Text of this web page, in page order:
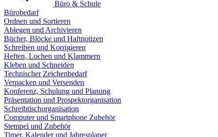
Büro & Schule
Bürobedarf
Ordnen und Sortieren
Ablegen und Archivieren
Bücher, Blöcke und Haftnotizen
Schreiben und Korrigieren
Heften, Lochen und Klammern
Kleben und Schneiden
Technischer Zeichenbedarf
Verpacken und Versenden
Konferenz, Schulung und Planung
Präsentation und Prospektorganisation
Schreibtischorganisation
Computer und Smartphone Zubehör
Stempel und Zubehör
Timer, Kalender und Jahresplaner